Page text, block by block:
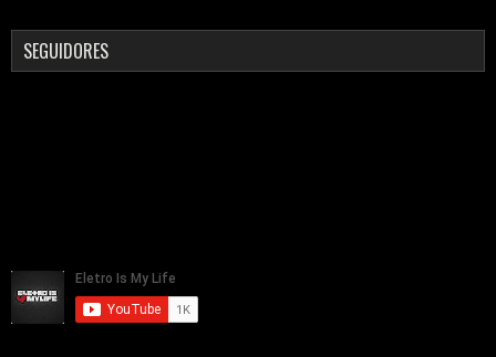
SEGUIDORES